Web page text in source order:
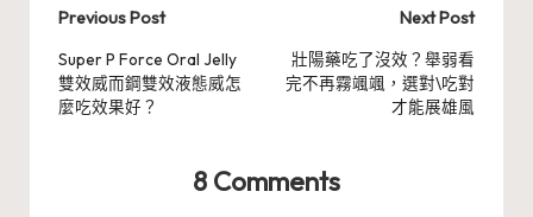
Post
navigation
Previous Post
Super P Force Oral Jelly
雙效威而鋼雙效液態威怎
麼吃效果好？
Next Post
壯陽藥吃了沒效？舉弱看
完不再霧颯颯，選對\吃對
才能展雄風
8 Comments